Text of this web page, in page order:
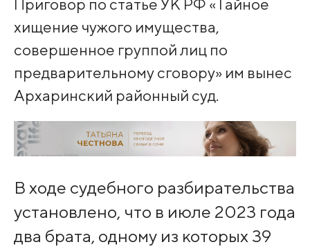
хищение чужого имущества,
совершенное группой лиц по
предварительному сговору» им вынес
Архаринский районный суд.
В ходе судебного разбирательства
установлено, что в июле 2023 года
два брата, одному из которых 39